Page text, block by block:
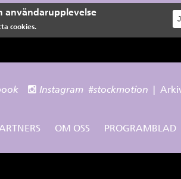
användarupplevelse
cookies.
Instagram #stockmotion |
OM OSS PROGRAMBLAD